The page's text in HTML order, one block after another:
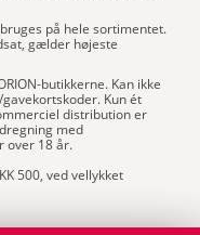
på hele sortimentet.
gælder højeste
butikkerne. Kan ikke
Kun ét
distribution er
med
over 18 år.
500, ved vellykket